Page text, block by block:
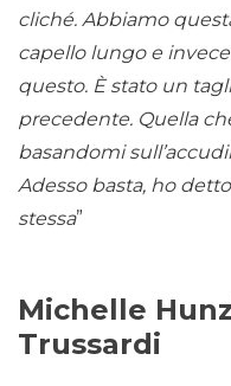
cliché. Abbiamo
capello lungo e
questo. È stato un
precedente. Quella
basandomi
Adesso basta, ho
stessa”
Michelle
Trussardi